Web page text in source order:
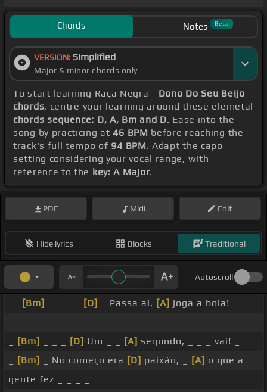
Chords Notes Beta
VERSION: Simplified
Major & minor chords only
To start learning Raça Negra - Dono Do Seu Beijo
chords, centre your learning around these elemetal
chords sequence: D, A, Bm and D. Ease into the
song by practicing at46 BPM before reaching the
track's full tempo of 94 BPM. Adapt the capo
setting considering your vocal range, with
reference to the key: A Major.
PDF Midi Edit
Hide lyrics Blocks Traditional
Autoscroll
[Bm] [D] _ Passa aí, [A] joga a bola! _ _ _
[Bm] [D] Um _ _ [A] segundo, _ _ _ vai! _
[Bm] _ No começo era [D] paixão, _ [A] o que a
gente fez _ _ _ _